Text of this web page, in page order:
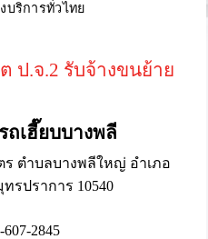
บริการทั่วไทย
ป.จ.2 รับจ้างขนย้าย
ถเฮี๊ยบบางพลี
ตำบลบางพลีใหญ่ อำเภอ
รปราการ 10540
2845